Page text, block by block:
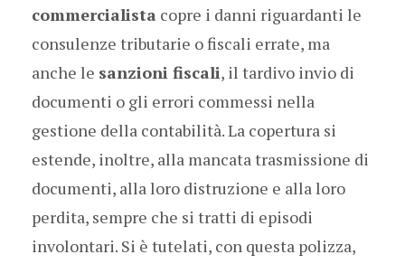
commercialista copre i danni riguardanti le
consulenze tributarie o fiscali errate, ma
anche le sanzioni fiscali, il tardivo invio di
documenti o gli errori commessi nella
gestione della contabilità. La copertura si
estende, inoltre, alla mancata trasmissione di
documenti, alla loro distruzione e alla loro
perdita, sempre che si tratti di episodi
involontari. Si è tutelati, con questa polizza,